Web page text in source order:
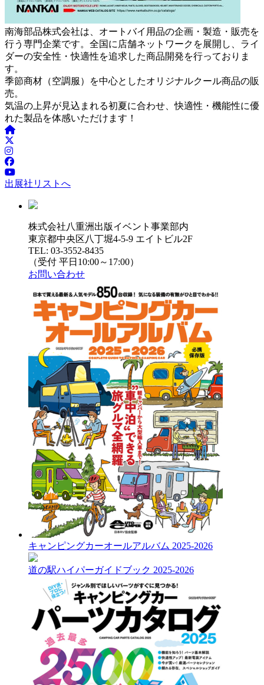
南海部品株式会社は、オートバイ用品の企画・製造・販売を
行う専門企業です。全国に店舗ネットワークを展開し、ライ
ダーの安全性・快適性を追求した商品開発を行っておりま
す。
季節商材（空調服）を中心としたオリジナルクール商品の販
売。
気温の上昇が見込まれる初夏に合わせ、快適性・機能性に優
れた製品を体感いただけます！
出展社リストへ
株式会社八重洲出版イベント事業部内
東京都中央区八丁堀4-5-9 エイトビル2F
TEL: 03-3552-8435
（受付 平日10:00～17:00）
お問い合わせ
キャンピングカーオールアルバム 2025-2026
道の駅ハイパーガイドブック 2025-2026